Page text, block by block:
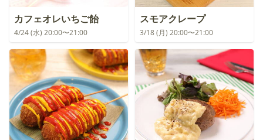
カフェオレいちご飴
4/24 (水) 20:00〜21:00
スモアクレープ
3/18 (月) 20:00〜21:00